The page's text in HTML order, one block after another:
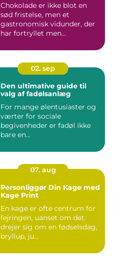
Chokolade er ikke blot en
sød fristelse, men et
gastronomisk vidunder, der
har fortryllet men...
02. sep
Den ultimative guide til
valg af fadølsanlæg
For mange ølentusiaster og
værter for sociale
begivenheder er fadøl ikke
bare en...
07. aug
Personliggør Din Kage med
Kage Print
En kage er ofte centrum for
fejringen, uanset om det
drejer sig om en fødselsdag,
bryllup, ju...